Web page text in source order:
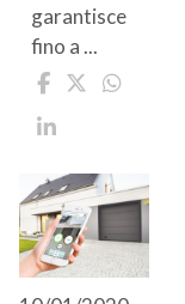
garantisce
fino a ...